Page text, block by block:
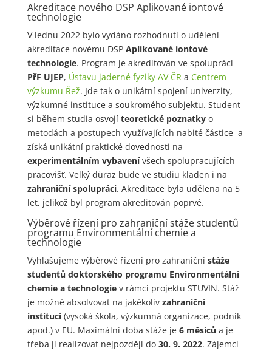
Akreditace nového DSP Aplikované iontové
technologie
V lednu 2022 bylo vydáno rozhodnutí o udělení
akreditace novému DSP Aplikované iontové
technologie. Program je akreditován ve spolupráci
PřF UJEP, Ústavu jaderné fyziky AV ČRa Centrem
výzkumu Řež. Jde tak o unikátní spojení univerzity,
výzkumné instituce a soukromého subjektu. Student
si během studia osvojí teoretické poznatkyo
metodách a postupech využívajících nabité částice a
získá unikátní praktické dovednosti na
experimentálním vybavenívšech spolupracujících
pracovišť. Velký důraz bude ve studiu kladen i na
zahraniční spolupráci. Akreditace byla udělena na 5
let, jelikož byl program akreditován poprvé.
Výběrové řízení pro zahraniční stáže studentů
programu Environmentální chemie a
technologie
Vyhlašujeme výběrové řízení pro zahraniční stáže
studentů doktorského programu Environmentální
chemie a technologiev rámci projektu STUVIN. Stáž
je možné absolvovat na jakékoliv zahraniční
instituci(vysoká škola, výzkumná organizace, podnik
apod.) v EU. Maximální doba stáže je 6 měsíců a je
třeba ji realizovat nejpozději do 30. 9. 2022. Zájemci